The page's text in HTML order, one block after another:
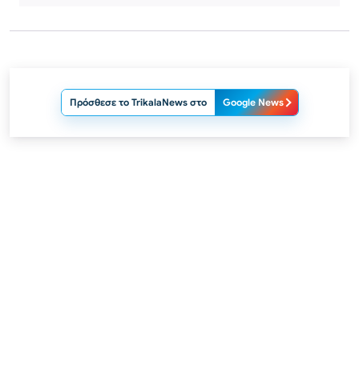
Πρόσθεσε το TrikalaNews στο Google News